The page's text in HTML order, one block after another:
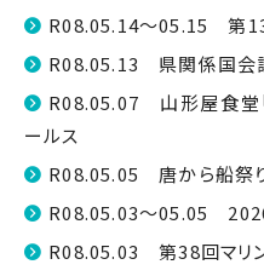
R08.05.14～05.15 第
R08.05.13 県関係国会
R08.05.07 山形屋食堂
ールス
R08.05.05 唐から船祭
R08.05.03～05.05
R08.05.03 第38回マリ